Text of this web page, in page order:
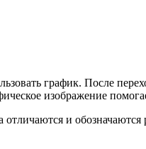
график. После
изображение
и